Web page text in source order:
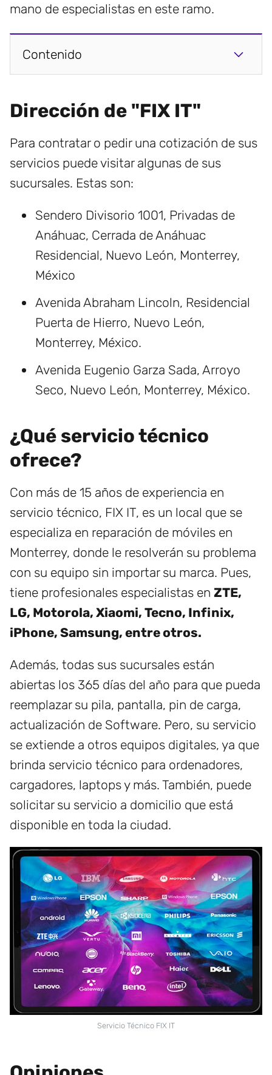
mano de especialistas en este ramo.
Contenido
Dirección de "FIX IT"
Para contratar o pedir una cotización de sus
servicios puede visitar algunas de sus
sucursales. Estas son:
Sendero Divisorio 1001, Privadas de
Anáhuac, Cerrada de Anáhuac
Residencial, Nuevo León, Monterrey,
México
Avenida Abraham Lincoln, Residencial
Puerta de Hierro, Nuevo León,
Monterrey, México.
Avenida Eugenio Garza Sada, Arroyo
Seco, Nuevo León, Monterrey, México.
¿Qué servicio técnico
ofrece?
Con más de 15 años de experiencia en
servicio técnico, FIX IT, es un local que se
especializa en reparación de móviles en
Monterrey, donde le resolverán su problema
con su equipo sin importar su marca. Pues,
tiene profesionales especialistas en ZTE,
LG, Motorola, Xiaomi, Tecno, Infinix,
iPhone, Samsung, entre otros.
Además, todas sus sucursales están
abiertas los 365 días del año para que pueda
reemplazar su pila, pantalla, pin de carga,
actualización de Software. Pero, su servicio
se extiende a otros equipos digitales, ya que
brinda servicio técnico para ordenadores,
cargadores, laptops y más. También, puede
solicitar su servicio a domicilio que está
disponible en toda la ciudad.
Servicio Técnico FIX IT